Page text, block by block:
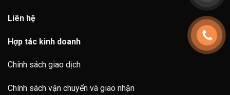
Liên hệ
Hợp tác kinh doanh
Chính sách giao dịch
Chính sách vận chuyển và giao nhận